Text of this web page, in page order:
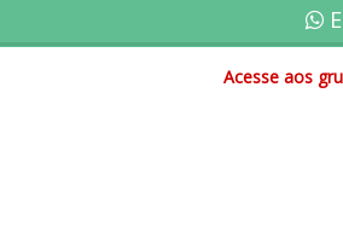
Acesse aos